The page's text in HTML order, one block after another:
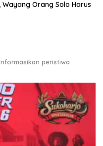
Orang Solo Harus
peristiwa